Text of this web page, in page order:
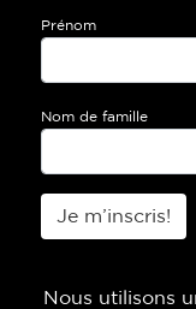
Nous utilisons
Prénom
Nom de famille
Je m’inscris!